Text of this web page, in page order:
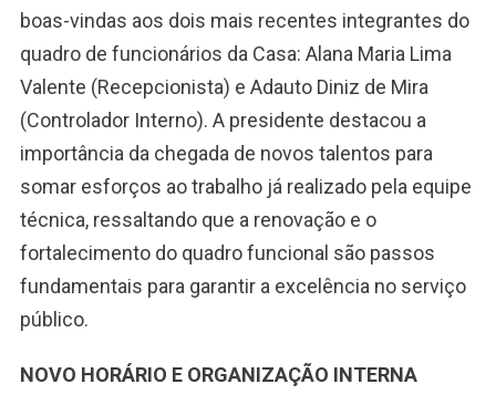
boas-vindas aos dois mais recentes integrantes do
quadro de funcionários da Casa: Alana Maria Lima
Valente (Recepcionista) e Adauto Diniz de Mira
(Controlador Interno). A presidente destacou a
importância da chegada de novos talentos para
somar esforços ao trabalho já realizado pela equipe
técnica, ressaltando que a renovação e o
fortalecimento do quadro funcional são passos
fundamentais para garantir a excelência no serviço
público.
NOVO HORÁRIO E ORGANIZAÇÃO INTERNA